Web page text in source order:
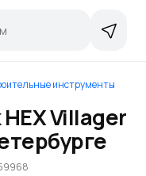
инструменты
Villager